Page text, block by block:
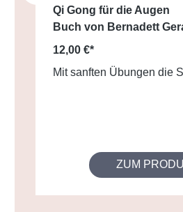
Qi Gong für die Augen
Buch von Bernadett
12,00 €*
Mit sanften Übungen die
ZUM